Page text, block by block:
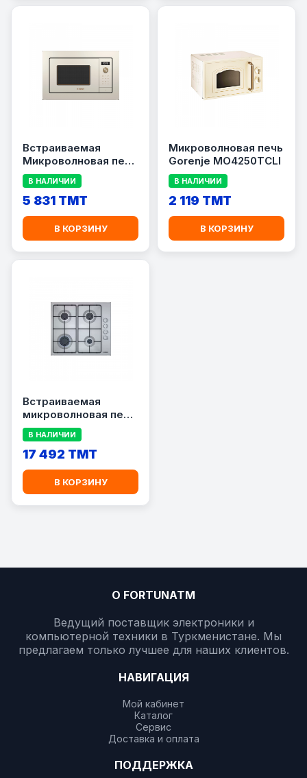
Встраиваемая
Микроволновая печь
Bosch BEL653MP3
В НАЛИЧИИ
5 831 TMT
В КОРЗИНУ
Микроволновая печь
Gorenje MO4250TCLI
В НАЛИЧИИ
2 119 TMT
В КОРЗИНУ
Встраиваемая
микроволновая печь
Bosch BFL7221W1
В НАЛИЧИИ
17 492 TMT
В КОРЗИНУ
О FORTUNATM
Ведущий поставщик электроники и
компьютерной техники в Туркменистане. Мы
предлагаем только лучшее для наших клиентов.
НАВИГАЦИЯ
Мой кабинет
Каталог
Сервис
Доставка и оплата
ПОДДЕРЖКА